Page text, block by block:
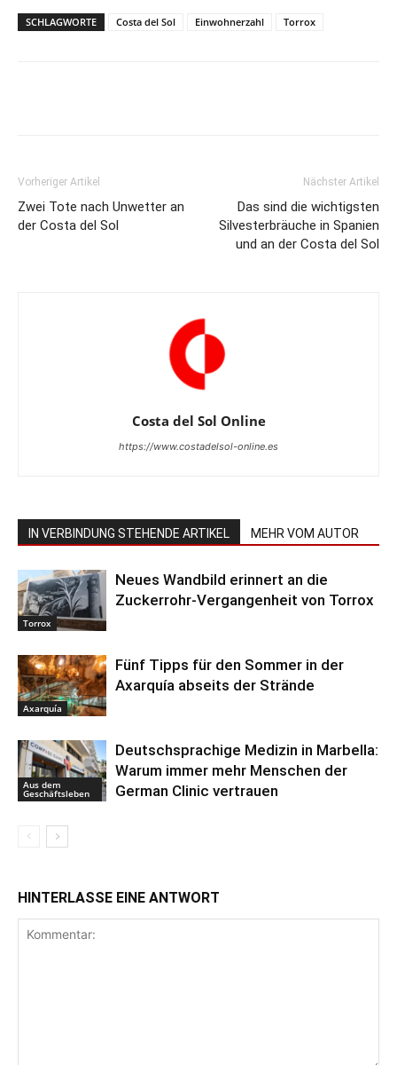
SCHLAGWORTE Costa del Sol Einwohnerzahl Torrox
Vorheriger Artikel
Zwei Tote nach Unwetter an
der Costa del Sol
Nächster Artikel
Das sind die wichtigsten
Silvesterbräuche in Spanien
und an der Costa del Sol
Costa del Sol Online
https://www.costadelsol-online.es
IN VERBINDUNG STEHENDE ARTIKEL MEHR VOM AUTOR
Torrox
Neues Wandbild erinnert an die
Zuckerrohr-Vergangenheit von Torrox
Axarquía
Fünf Tipps für den Sommer in der
Axarquía abseits der Strände
Aus dem
Geschäftsleben
Deutschsprachige Medizin in Marbella:
Warum immer mehr Menschen der
German Clinic vertrauen
HINTERLASSE EINE ANTWORT